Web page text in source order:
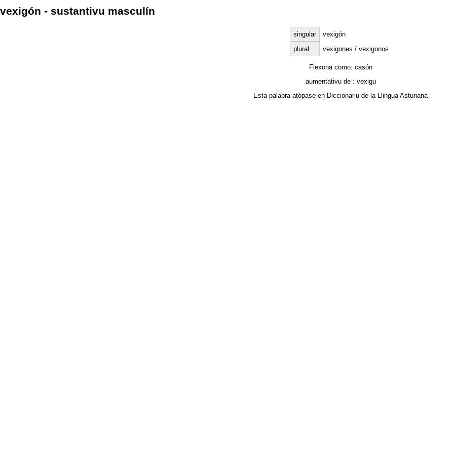
vexigón - sustantivu masculín
singular
vexigón
plural
vexigones / vexigonos
Flexona como: casón
aumentativu de : vexigu
Esta palabra atópase en Diccionariu de la Llingua Asturiana